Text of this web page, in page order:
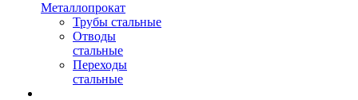
Металлопрокат
Трубы стальные
Отводы
стальные
Переходы
стальные